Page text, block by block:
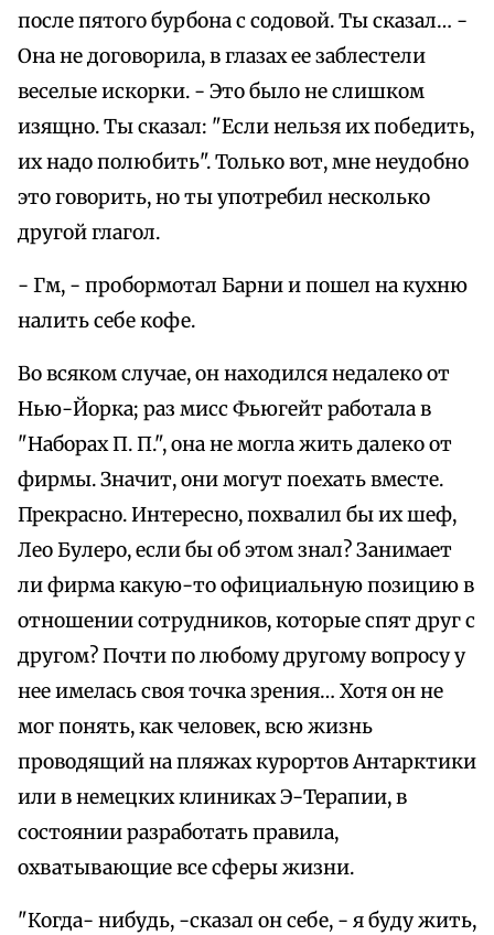
после пятого бурбона с содовой. Ты сказал… -
Она не договорила, в глазах ее заблестели
веселые искорки. - Это было не слишком
изящно. Ты сказал: "Если нельзя их победить,
их надо полюбить". Только вот, мне неудобно
это говорить, но ты употребил несколько
другой глагол.
- Гм, - пробормотал Барни и пошел на кухню
налить себе кофе.
Во всяком случае, он находился недалеко от
Нью-Йорка; раз мисс Фьюгейт работала в
"Наборах П. П.", она не могла жить далеко от
фирмы. Значит, они могут поехать вместе.
Прекрасно. Интересно, похвалил бы их шеф,
Лео Булеро, если бы об этом знал? Занимает
ли фирма какую-то официальную позицию в
отношении сотрудников, которые спят друг с
другом? Почти по любому другому вопросу у
нее имелась своя точка зрения… Хотя он не
мог понять, как человек, всю жизнь
проводящий на пляжах курортов Антарктики
или в немецких клиниках Э-Терапии, в
состоянии разработать правила,
охватывающие все сферы жизни.
"Когда- нибудь, -сказал он себе, - я буду жить,